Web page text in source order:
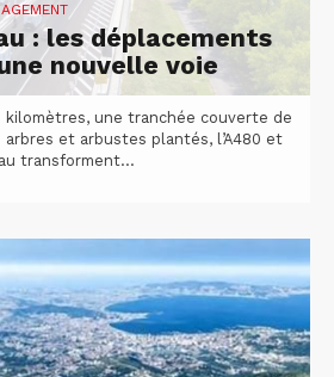
: les déplacements
nouvelle voie
kilomètres, une tranchée couverte de
et arbustes plantés, l’A480 et
transforment...